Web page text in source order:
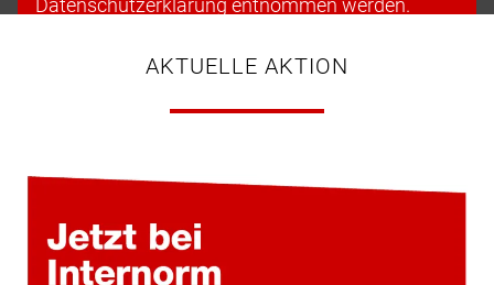
Datenschutzerklärung entnommen werden.
Cookies akzeptieren & fortfahren
AKTUELLE AKTION